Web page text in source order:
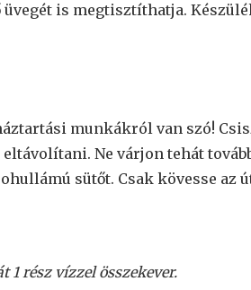
is megtisztíthatja.
munkákról van szó!
Ne várjon tehát
sütőt. Csak kövesse az
1 rész vízzel összekever.